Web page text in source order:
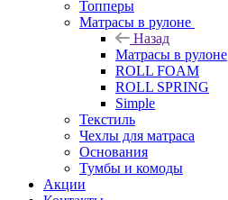
Топперы
Матрасы в рулоне
Назад
Матрасы в рулоне
ROLL FOAM
ROLL SPRING
Simple
Текстиль
Чехлы для матраса
Основания
Тумбы и комоды
Акции